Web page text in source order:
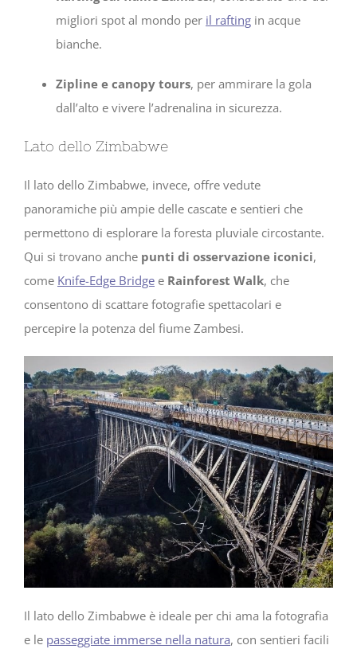
migliori spot al mondo per il rafting in acque
bianche.
Zipline e canopy tours, per ammirare la gola
dall’alto e vivere l’adrenalina in sicurezza.
Lato dello Zimbabwe
Il lato dello Zimbabwe, invece, offre vedute
panoramiche più ampie delle cascate e sentieri che
permettono di esplorare la foresta pluviale circostante.
Qui si trovano anche punti di osservazione iconici,
come Knife-Edge Bridge e Rainforest Walk, che
consentono di scattare fotografie spettacolari e
percepire la potenza del fiume Zambesi.
Il lato dello Zimbabwe è ideale per chi ama la fotografia
e le passeggiate immerse nella natura, con sentieri facili